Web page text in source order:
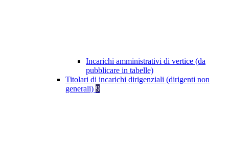
Incarichi amministrativi di vertice (da
pubblicare in tabelle)
Titolari di incarichi dirigenziali (dirigenti non
generali) 9